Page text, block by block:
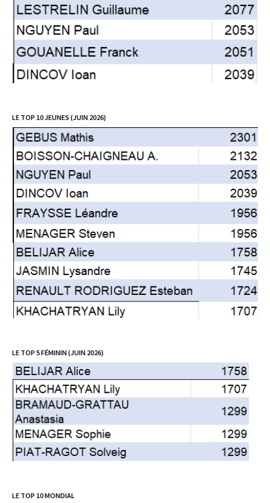
LE TOP 10 JEUNES (JUIN 2026)
LE TOP 5 FÉMININ (JUIN 2026)
LE TOP 10 MONDIAL